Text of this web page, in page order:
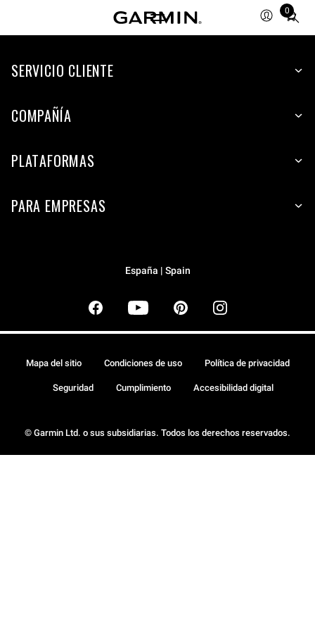
0
Total
items
cart:
SERVICIO CLIENTE
COMPAÑÍA
PLATAFORMAS
PARA EMPRESAS
España | Spain
© Garmin Ltd. o sus subsidiarias. Todos los derechos reservados.
Mapa del sitio Condiciones de uso Política de privacidad
Seguridad Cumplimiento Accesibilidad digital